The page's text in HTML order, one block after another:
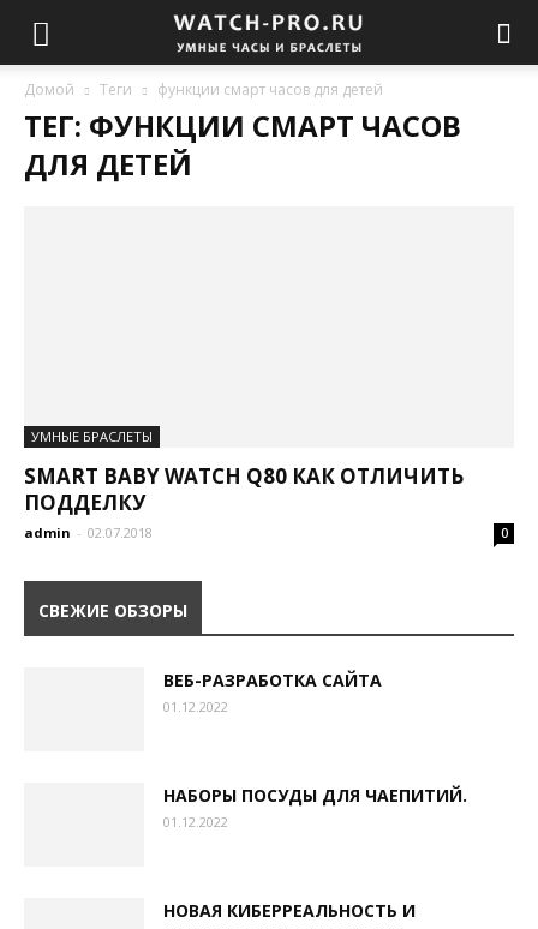
Домой Теги функции смарт часов для детей
ТЕГ: ФУНКЦИИ СМАРТ ЧАСОВ
ДЛЯ ДЕТЕЙ
УМНЫЕ БРАСЛЕТЫ
SMART BABY WATCH Q80 КАК ОТЛИЧИТЬ
ПОДДЕЛКУ
admin - 02.07.2018 0
СВЕЖИЕ ОБЗОРЫ
ВЕБ-РАЗРАБОТКА САЙТА
01.12.2022
НАБОРЫ ПОСУДЫ ДЛЯ ЧАЕПИТИЙ.
01.12.2022
НОВАЯ КИБЕРРЕАЛЬНОСТЬ И